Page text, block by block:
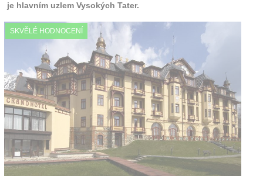
O nás
Kontakt
je hlavním uzlem Vysokých Tater.
SKVĚLÉ HODNOCENÍ